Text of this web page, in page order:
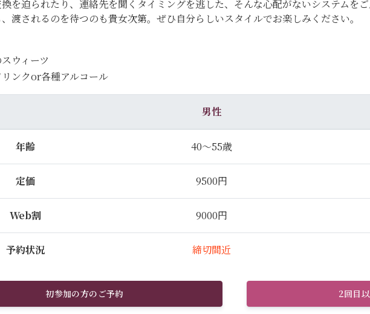
換を迫られたり、連絡先を聞くタイミングを逃した、そんな心配がないシステムを
、渡されるのを待つのも貴女次第。ぜひ自分らしいスタイルでお楽しみください。
ウィーツ
ンクor各種アルコール
男性
年齢 40～55歳
定価 9500円
Web割 9000円
予約状況 締切間近
初参加の方のご予約 2回目